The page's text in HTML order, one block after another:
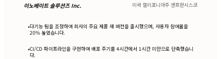
이노베이트 솔루션즈 Inc. 미국 캘리포니아주 샌프란시스코
•다기능 팀을 조정하여 회사의 주요 제품 새 버전을 출시했으며, 사용자 참여율을
20% 높였습니다.
•CI/CD 파이프라인을 구현하여 배포 주기를 4시간에서 1시간 미만으로 단축했습니
다.